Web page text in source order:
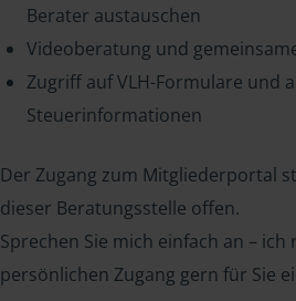
Berater austauschen
Videoberatung und
Zugriff auf VLH-Formulare und
Steuerinformationen
Der Zugang zum Mitgliederportal
dieser Beratungsstelle offen.
Sprechen Sie mich einfach an – ich
persönlichen Zugang gern für Sie